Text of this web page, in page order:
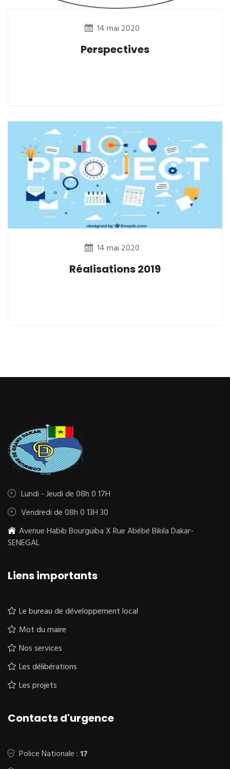
14 mai 2020
Perspectives
14 mai 2020
Réalisations 2019
Lundi - Jeudi de 08h 0 17H
Vendredi de 08h 0 13H 30
Avenue Habib Bourguiba X Rue Abébé Bikila Dakar-
SENEGAL
Liens importants
Le bureau de développement local
Mot du maire
Nos services
Les délibérations
Les projets
Contacts d'urgence
Police Nationale :17